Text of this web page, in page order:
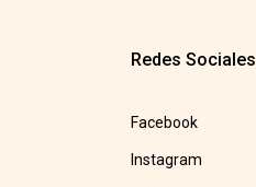
Redes Sociales
Facebook
Instagram